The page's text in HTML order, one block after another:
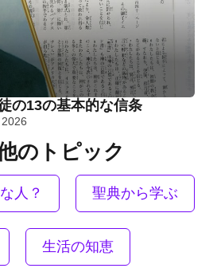
の13の基本的な信条
のトピック
人？ 聖典から学ぶ
生活の知恵